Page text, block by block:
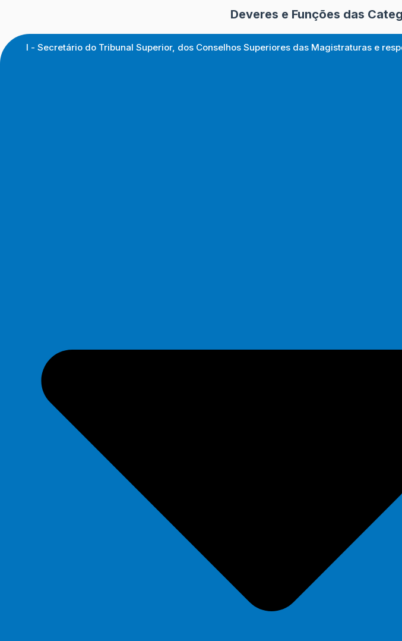
Deveres e Funções das
I - Secretário do Tribunal Superior, dos Conselhos Superiores das Magistraturas e